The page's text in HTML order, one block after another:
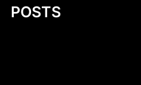
POSTS